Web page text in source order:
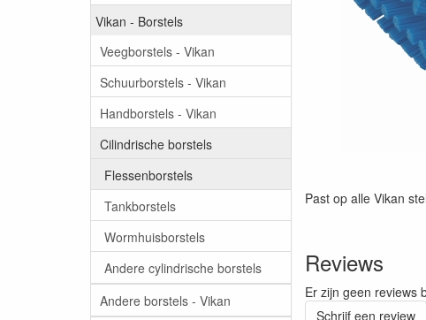
Vikan - Borstels
Veegborstels - Vikan
Schuurborstels - Vikan
Handborstels - Vikan
Cilindrische borstels
Flessenborstels
Tankborstels
Wormhuisborstels
Andere cylindrische borstels
Andere borstels - Vikan
Past op alle Vikan
Reviews
Er zijn geen reviews
Schrijf een review